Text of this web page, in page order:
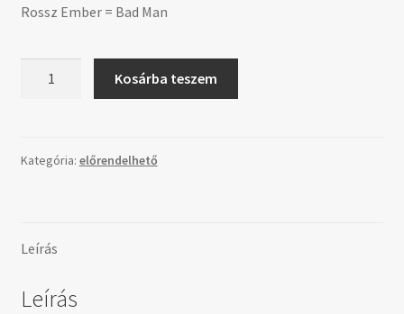
Rossz Ember = Bad Man
Kosárba teszem
Kategória: előrendelhető
Leírás
Leírás